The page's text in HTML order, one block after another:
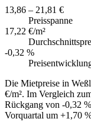
13,86 – 21,81 €
Preisspanne
17,22 €/m²
-0,32 %
Die Mietpreise in
€/m². Im Vergleich
Rückgang von -0,32
Vorquartal um +1,70